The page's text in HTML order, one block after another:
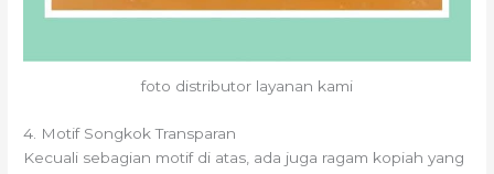
foto distributor layanan kami
4. Motif Songkok Transparan
Kecuali sebagian motif di atas, ada juga ragam kopiah yang